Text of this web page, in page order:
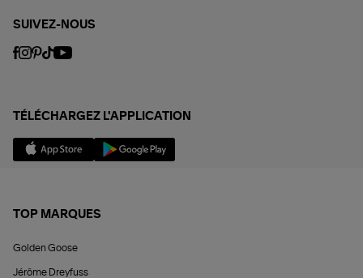
SUIVEZ-NOUS
TÉLÉCHARGEZ L'APPLICATION
TOP MARQUES
Golden Goose
Jérôme Dreyfuss